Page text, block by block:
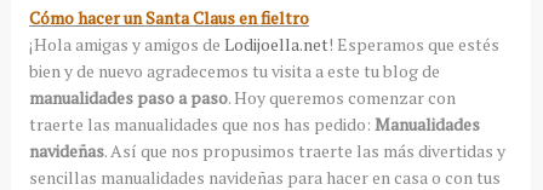
Cómo hacer un Santa Claus en fieltro
¡Hola amigas y amigos de Lodijoella.net! Esperamos que estés
bien y de nuevo agradecemos tu visita a este tu blog de
manualidades paso a paso. Hoy queremos comenzar con
traerte las manualidades que nos has pedido: Manualidades
navideñas. Así que nos propusimos traerte las más divertidas y
sencillas manualidades navideñas para hacer en casa o con tus